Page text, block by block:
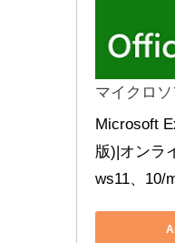
マイクロソ
Microsoft
版)|オンラ
ws11、10/